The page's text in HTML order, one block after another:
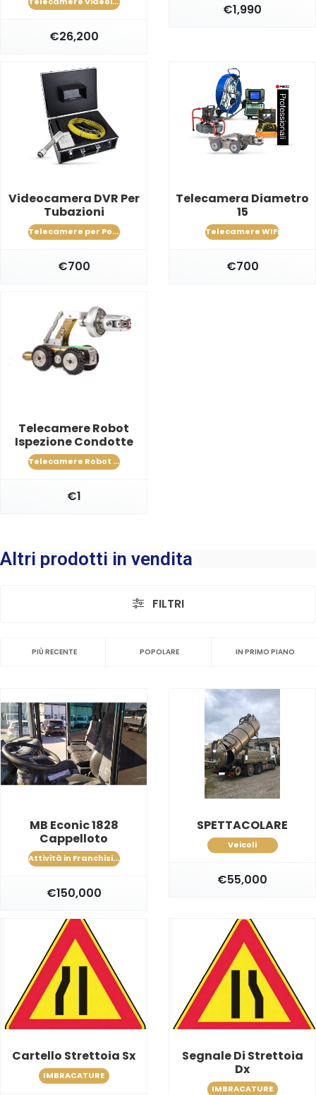
€26,200
€1,990
Videocamera DVR Per
Tubazioni
Telecamere per Pozzo Artesiano
€700
Telecamera Diametro
15
Telecamere WIFi
€700
Telecamere Robot
Ispezione Condotte
Telecamere Robot Carrellate
€1
Altri prodotti in vendita
FILTRI
PIÙ RECENTE POPOLARE IN PRIMO PIANO
MB Econic 1828
Cappelloto
Attività in Franchising
€150,000
SPETTACOLARE
Veicoli
€55,000
Cartello Strettoia Sx
IMBRACATURE
Segnale Di Strettoia
Dx
IMBRACATURE